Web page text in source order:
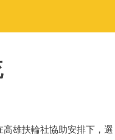
雄扶輪社協助安排下，選